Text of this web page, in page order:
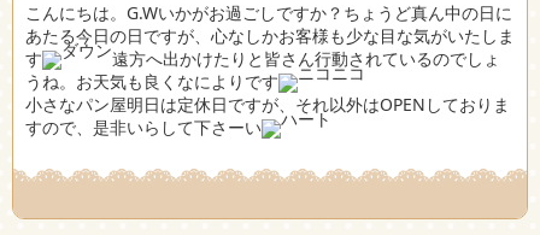
こんにちは。G.Wいかがお過ごしですか？ちょうど真ん中の日に
あたる今日の日ですが、心なしかお客様も少な目な気がいたしま
す
遠方へ出かけたりと皆さん行動されているのでしょ
うね。お天気も良くなによりです
小さなパン屋明日は定休日ですが、それ以外はOPENしておりま
すので、是非いらして下さーい